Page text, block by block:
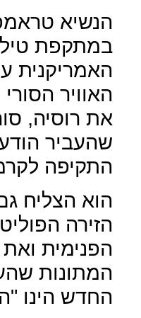
הנשיא
במתקפת
האמריקנית
האוויר
את רוסיה,
שהעביר
התקיפה
הוא הצליח
הזירה
הפנימית
המתונות
החדש הינו